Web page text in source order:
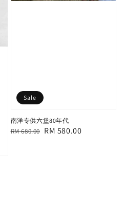
Sale
南洋专供六堡80年代
Regular
RM 680.00 Sale
RM 580.00